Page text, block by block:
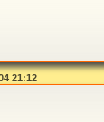
21:12